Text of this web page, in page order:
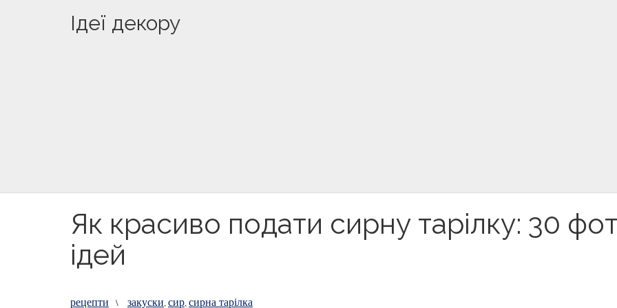
Ідеї декору
Як красиво подати сирну тарілку: 30
ідей
рецепти \ закуски,сир,сирна тарілка